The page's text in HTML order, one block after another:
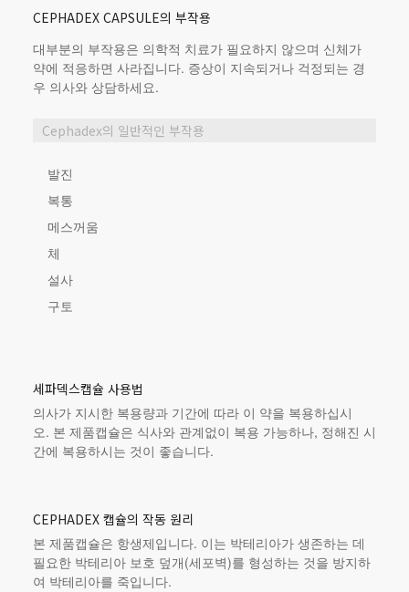
CEPHADEX CAPSULE의 부작용
대부분의 부작용은 의학적 치료가 필요하지 않으며 신체가
약에 적응하면 사라집니다. 증상이 지속되거나 걱정되는 경
우 의사와 상담하세요.
Cephadex의 일반적인 부작용
발진
복통
메스꺼움
체
설사
구토
세파덱스캡슐 사용법
의사가 지시한 복용량과 기간에 따라 이 약을 복용하십시
오. 본 제품캡슐은 식사와 관계없이 복용 가능하나, 정해진 시
간에 복용하시는 것이 좋습니다.
CEPHADEX 캡슐의 작동 원리
본 제품캡슐은 항생제입니다. 이는 박테리아가 생존하는 데
필요한 박테리아 보호 덮개(세포벽)를 형성하는 것을 방지하
여 박테리아를 죽입니다.